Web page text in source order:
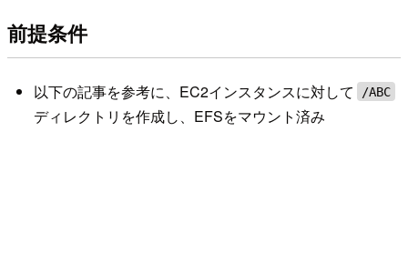
前提条件
以下の記事を参考に、EC2インスタンスに対して /ABC
ディレクトリを作成し、EFSをマウント済み